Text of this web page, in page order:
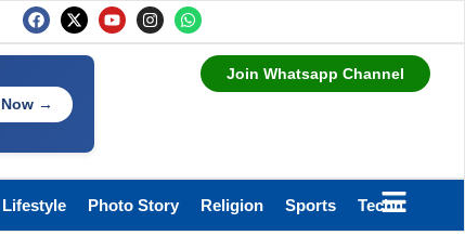
→
Join Whatsapp Channel
Lifestyle Photo Story Religion Sports Technology